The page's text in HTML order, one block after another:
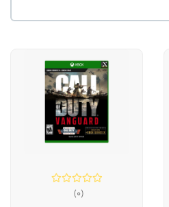
(0)